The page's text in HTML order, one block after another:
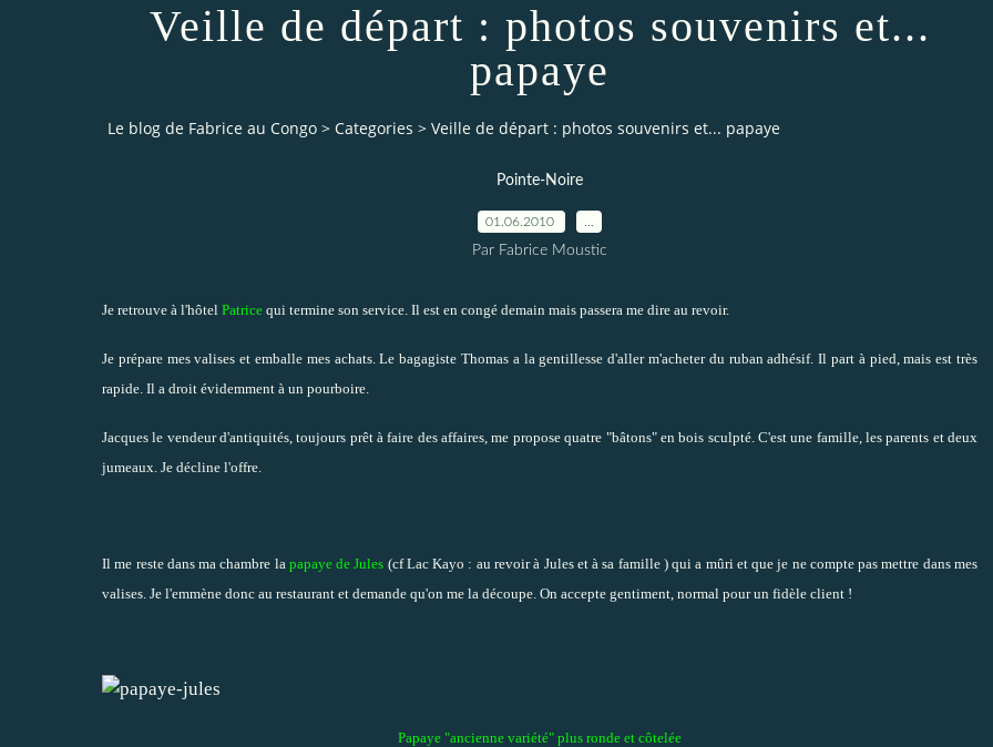
Veille de départ : photos souvenirs et...
papaye
Le blog de Fabrice au Congo > Categories > Veille de départ : photos souvenirs et... papaye
Pointe-Noire
01.06.2010
Par Fabrice Moustic
Je retrouve à l'hôtel Patrice qui termine son service. Il est en congé demain mais passera me dire au revoir.
Je prépare mes valises et emballe mes achats. Le bagagiste Thomas a la gentillesse d'aller m'acheter du ruban adhésif. Il part à pied, mais est très
rapide. Il a droit évidemment à un pourboire.
Jacques le vendeur d'antiquités, toujours prêt à faire des affaires, me propose quatre "bâtons" en bois sculpté. C'est une famille, les parents et deux
jumeaux. Je décline l'offre.
Il me reste dans ma chambre la papaye de Jules (cfLac Kayo : au revoir à Jules et à sa famille) qui a mûri et que je ne compte pas mettre dans mes
valises. Je l'emmène donc au restaurant et demande qu'on me la découpe. On accepte gentiment, normal pour un fidèle client !
Papaye "ancienne variété" plus ronde et côtelée